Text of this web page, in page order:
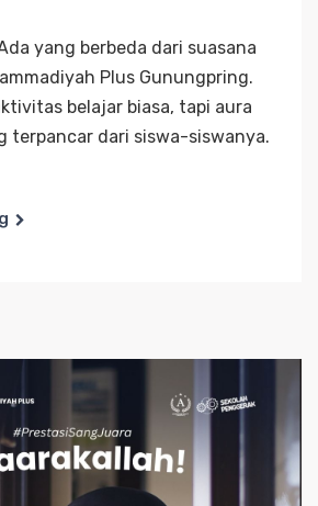
yang berbeda dari suasana
Plus Gunungpring.
belajar biasa, tapi aura
terpancar dari siswa-siswanya.